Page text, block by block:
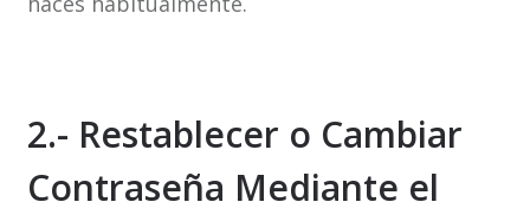
2.- Restablecer o Cambiar
Contraseña Mediante el